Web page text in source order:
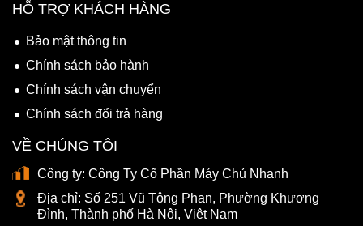
HỖ TRỢ KHÁCH HÀNG
Bảo mật thông tin
Chính sách bảo hành
Chính sách vận chuyển
Chính sách đổi trả hàng
VỀ CHÚNG TÔI
Công ty: Công Ty Cổ Phần Máy Chủ Nhanh
Địa chỉ: Số 251 Vũ Tông Phan, Phường Khương
Đình, Thành phố Hà Nội, Việt Nam